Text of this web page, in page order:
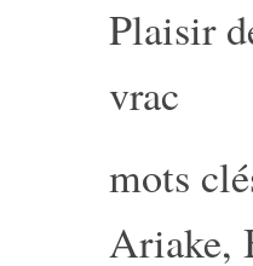
Plaisir
vrac
mots
Ariake,